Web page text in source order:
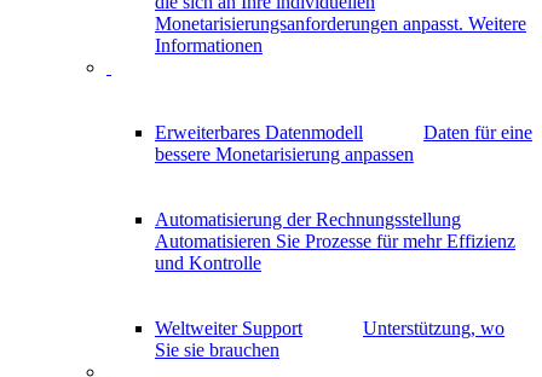
Monetarisierungsanforderungen anpasst. Weitere
Informationen
Erweiterbares Datenmodell
Daten für eine
bessere Monetarisierung anpassen
Automatisierung der Rechnungsstellung
Automatisieren Sie Prozesse für mehr Effizienz
und Kontrolle
Weltweiter Support
Unterstützung, wo
Sie sie brauchen